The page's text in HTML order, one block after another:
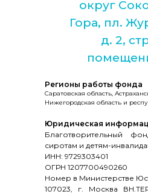
Юридическая
Благотворительный
сиротам и детям-
ИНН: 9729303401
ОГРН 1207700490260
Номер в Министерстве
107023, г. Москва
округ
Гора, пл.
д. 2,
Регионы работы фонда
Саратовская область,
Нижегородская область и